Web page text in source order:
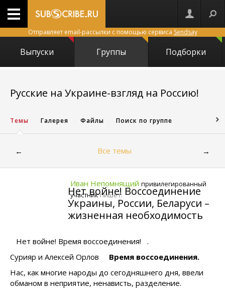
Отправляет email-рассылки с помощью сервиса Sendsay
Выпуски Группы Подборки
Русские на Украине-взгляд на Россию!
Темы Галерея Файлы Поиск по группе
← Все темы →
Иван Непомнящий привилегированный
участник пишет:
Нет войне! Воссоединение
Украины, России, Беларуси –
жизненная необходимость
Нет войне! Время воссоединения! .
Сурияр и Алексей Орлов
Время воссоединения.
Нас, как многие народы до сегодняшнего дня, ввели
обманом в неприятие, ненависть, разделение.